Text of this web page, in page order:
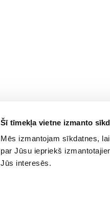
Šī tīmekļa vietne izmanto
Mēs izmantojam sīkdatnes,
par Jūsu iepriekš
Jūs interesēs.